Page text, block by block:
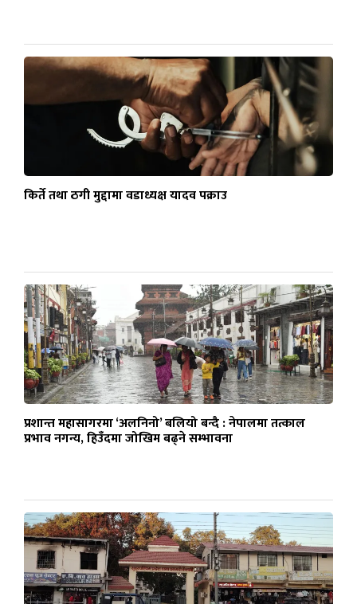
किर्ते तथा ठगी मुद्दामा वडाध्यक्ष यादव पक्राउ
प्रशान्त महासागरमा ‘अलनिनो’ बलियो बन्दै : नेपालमा तत्काल
प्रभाव नगन्य, हिउँदमा जोखिम बढ्ने सम्भावना